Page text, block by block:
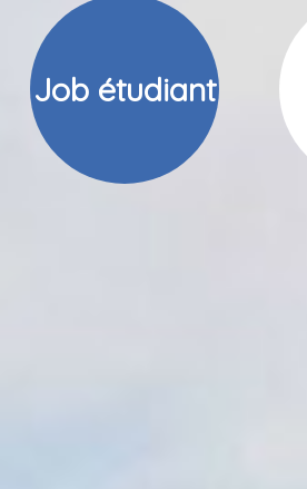
Job étudiant